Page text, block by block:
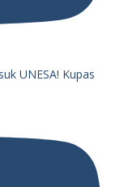
UNESA! Kupas